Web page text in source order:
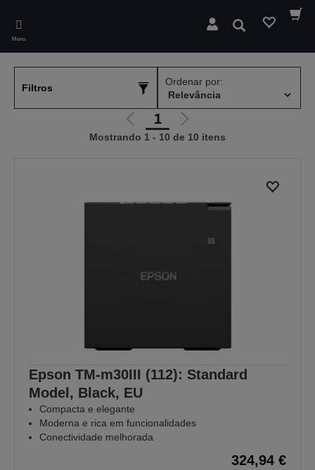
main
content
Menu
Pesquisar
Filtros
Ordenar por:
Ir
para
1
Ir
para
Mostrando 1 - 10 de 10 itens
Epson TM-m30III (112): Standard
Model, Black, EU
Compacta e elegante
Moderna e rica em funcionalidades
Conectividade melhorada
324,94 €